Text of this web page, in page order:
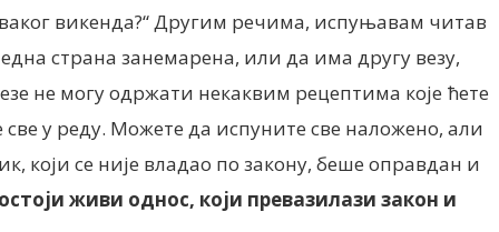
викенда?“ Другим речима, испуњавам читав
страна занемарена, или да има другу везу,
не могу одржати некаквим рецептима које ћете
у реду. Можете да испуните све наложено, али
који се није владао по закону, беше оправдан и
живи однос, који превазилази закон и